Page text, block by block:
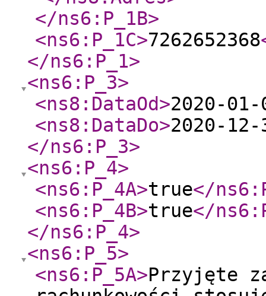
</ns6:P_1B>
<ns6:P_1C>7262652368
</ns6:P_1>
<ns6:P_3>
<ns8:DataOd>2020-01-
<ns8:DataDo>2020-12-
</ns6:P_3>
<ns6:P_4>
<ns6:P_4A>true</
<ns6:P_4B>true</
</ns6:P_4>
<ns6:P_5>
<ns6:P_5A>Przyjęte